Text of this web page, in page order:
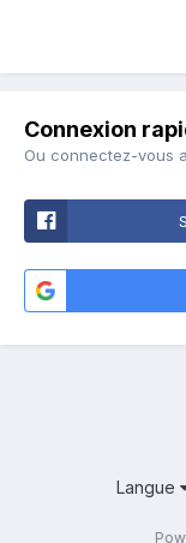
Connexion
Ou connectez-vous
Langue